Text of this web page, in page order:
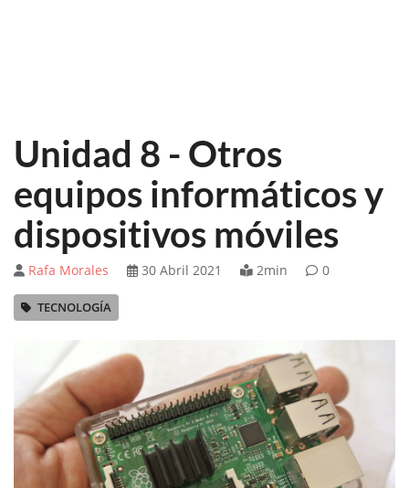
Unidad 8 - Otros
equipos informáticos y
dispositivos móviles
Rafa Morales 30 Abril 2021 2min 0
TECNOLOGÍA